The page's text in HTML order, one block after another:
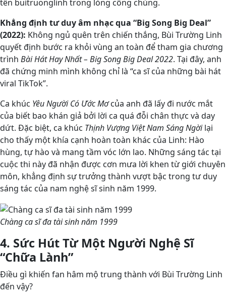
tên buitruonglinh trong lòng công chúng.
Khẳng định tư duy âm nhạc qua “Big Song Big Deal”
(2022): Không ngủ quên trên chiến thắng, Bùi Trường Linh
quyết định bước ra khỏi vùng an toàn để tham gia chương
trình Bài Hát Hay Nhất – Big Song Big Deal 2022. Tại đây, anh
đã chứng minh mình không chỉ là “ca sĩ của những bài hát
viral TikTok”.
Ca khúc Yêu Người Có Ước Mơcủa anh đã lấy đi nước mắt
của biết bao khán giả bởi lời ca quá đỗi chân thực và day
dứt. Đặc biệt, ca khúc Thịnh Vượng Việt Nam Sáng Ngờilại
cho thấy một khía cạnh hoàn toàn khác của Linh: Hào
hùng, tự hào và mang tầm vóc lớn lao. Những sáng tác tại
cuộc thi này đã nhận được cơn mưa lời khen từ giới chuyên
môn, khẳng định sự trưởng thành vượt bậc trong tư duy
sáng tác của nam nghệ sĩ sinh năm 1999.
Chàng ca sĩ đa tài sinh năm 1999
4. Sức Hút Từ Một Người Nghệ Sĩ
“Chữa Lành”
Điều gì khiến fan hâm mộ trung thành với Bùi Trường Linh
đến vậy?